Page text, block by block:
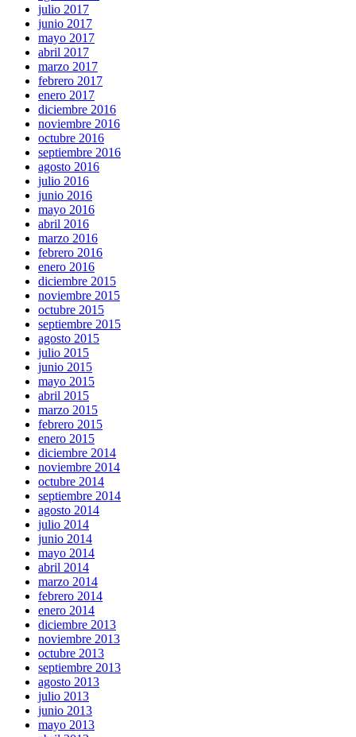
julio 2017
junio 2017
mayo 2017
abril 2017
marzo 2017
febrero 2017
enero 2017
diciembre 2016
noviembre 2016
octubre 2016
septiembre 2016
agosto 2016
julio 2016
junio 2016
mayo 2016
abril 2016
marzo 2016
febrero 2016
enero 2016
diciembre 2015
noviembre 2015
octubre 2015
septiembre 2015
agosto 2015
julio 2015
junio 2015
mayo 2015
abril 2015
marzo 2015
febrero 2015
enero 2015
diciembre 2014
noviembre 2014
octubre 2014
septiembre 2014
agosto 2014
julio 2014
junio 2014
mayo 2014
abril 2014
marzo 2014
febrero 2014
enero 2014
diciembre 2013
noviembre 2013
octubre 2013
septiembre 2013
agosto 2013
julio 2013
junio 2013
mayo 2013